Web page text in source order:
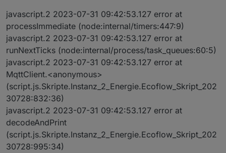
javascript.2 2023-07-31 09:42:53.127 error at
processImmediate (node:internal/timers:447:9)
javascript.2 2023-07-31 09:42:53.127 error at
runNextTicks (node:internal/process/task_queues:60:5)
javascript.2 2023-07-31 09:42:53.127 error at
MqttClient.<anonymous>
(script.js.Skripte.Instanz_2_Energie.Ecoflow_Skript_202
30728:832:36)
javascript.2 2023-07-31 09:42:53.127 error at
decodeAndPrint
(script.js.Skripte.Instanz_2_Energie.Ecoflow_Skript_202
30728:995:34)